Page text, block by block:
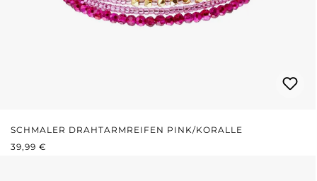
SCHMALER DRAHTARMREIFEN PINK/KORALLE
REGULÄRER PREIS:
39,99 €